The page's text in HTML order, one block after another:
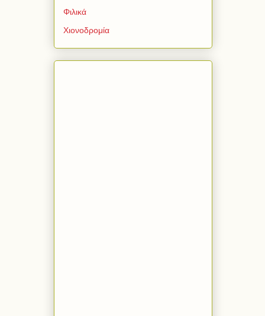
Φιλικά
Χιονοδρομία